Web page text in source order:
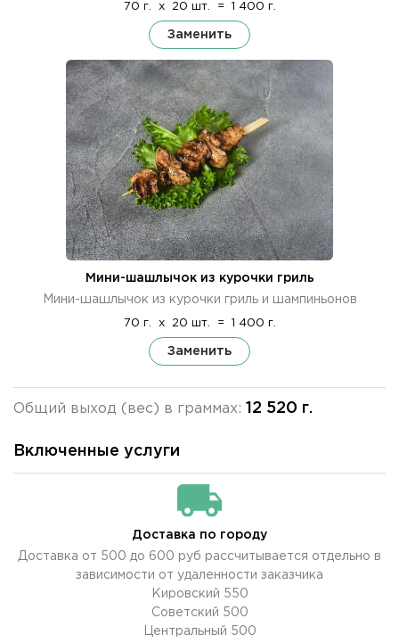
70 г. x 20 шт. = 1 400 г.
Заменить
Мини-шашлычок из курочки гриль
Мини-шашлычок из курочки гриль и шампиньонов
70 г. x 20 шт. = 1 400 г.
Заменить
Общий выход (вес) в граммах: 12 520 г.
Включенные услуги
Доставка по городу
Доставка от 500 до 600 руб рассчитывается отдельно в
зависимости от удаленности заказчика
Кировский 550
Советский 500
Центральный 500